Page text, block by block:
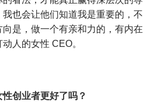
也会让他们知道我是重要的，不
是，做一个有亲和力的，有内在
人的女性 CEO。
创业者更好了吗？